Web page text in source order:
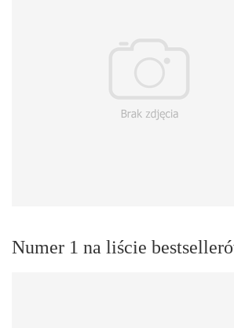
Numer 1 na liście